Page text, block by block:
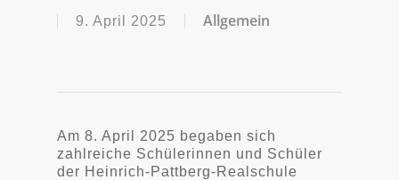
9. April 2025 Allgemein
Am 8. April 2025 begaben sich
zahlreiche Schülerinnen und Schüler
der Heinrich-Pattberg-Realschule